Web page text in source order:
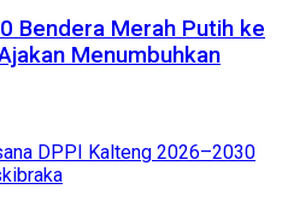
Bendera Merah Putih ke
Menumbuhkan